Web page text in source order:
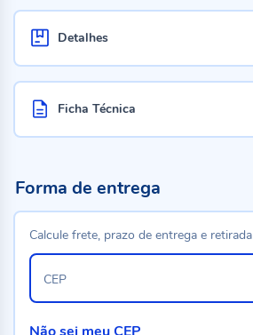
Detalhes
Ficha Técnica
Forma de entrega
Calcule frete, prazo de entrega e retirada
CEP
Não sei meu CEP